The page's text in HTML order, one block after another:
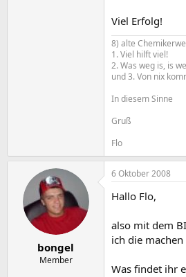
Viel Erfolg!
8) alte
1. Viel hilft viel!
2. Was weg is, is
und 3. Von nix
In diesem Sinne
Gruß
Flo
bongel
Member
6 Oktober 2008
Hallo Flo,
also mit dem
ich die machen
Was findet ihr